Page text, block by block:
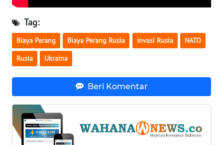
Tag:
Biaya Perang Biaya Perang Rusia Invasi Rusia NATO
Rusia Ukraina
Beri Komentar
WN
NTB
WN
SULTENG
WN
BABEL